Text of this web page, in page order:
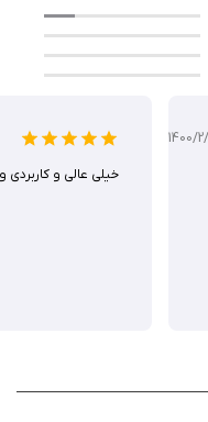
1400/
خیلی عالی و کاربردی